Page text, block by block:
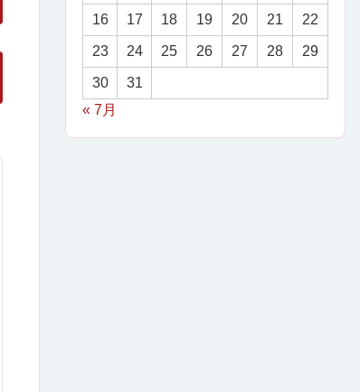
16 17 18 19 20 21 22
23 24 25 26 27 28 29
30
31
« 7月